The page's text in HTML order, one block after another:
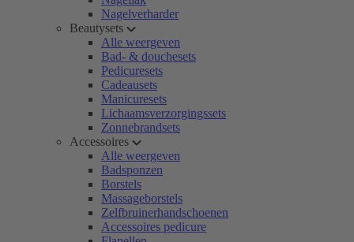
Nagelverharder
Beautysets
Alle weergeven
Bad- & douchesets
Pedicuresets
Cadeausets
Manicuresets
Lichaamsverzorgingssets
Zonnebrandsets
Accessoires
Alle weergeven
Badsponzen
Borstels
Massageborstels
Zelfbruinerhandschoenen
Accessoires pedicure